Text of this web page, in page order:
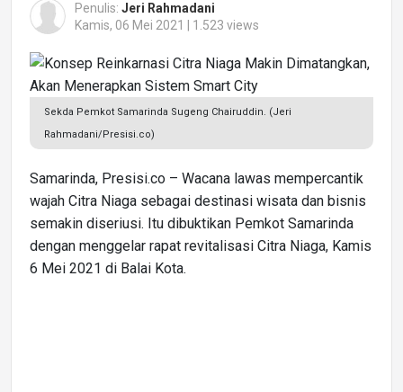
Penulis: Jeri Rahmadani
Kamis, 06 Mei 2021 | 1.523 views
Sekda Pemkot Samarinda Sugeng Chairuddin. (Jeri
Rahmadani/Presisi.co)
Samarinda, Presisi.co – Wacana lawas mempercantik
wajah Citra Niaga sebagai destinasi wisata dan bisnis
semakin diseriusi. Itu dibuktikan Pemkot Samarinda
dengan menggelar rapat revitalisasi Citra Niaga, Kamis
6 Mei 2021 di Balai Kota.